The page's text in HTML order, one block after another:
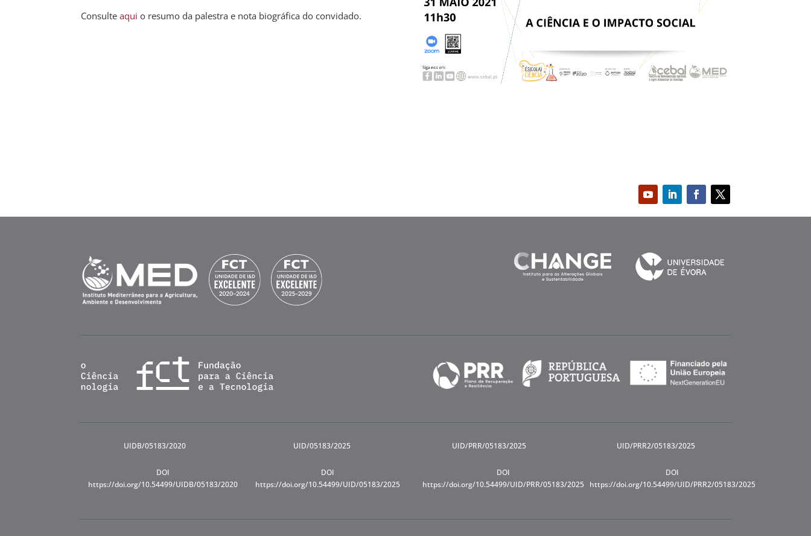
Consulteaqui o resumo da palestra e nota biográfica do convidado.
UIDB/05183/2020
DOI
https://doi.org/10.54499/UIDB/05183/2020
UID/05183/2025
DOI
https://doi.org/10.54499/UID/05183/2025
UID/PRR/05183/2025
DOI
https://doi.org/10.54499/UID/PRR/05183/2025
UID/PRR2/05183/2025
DOI
https://doi.org/10.54499/UID/PRR2/05183/2025